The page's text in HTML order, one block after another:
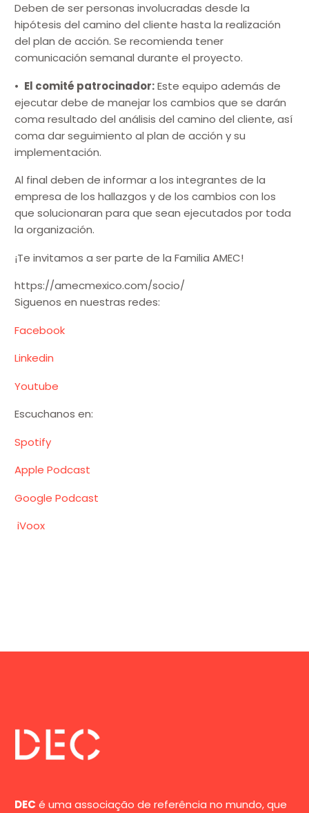
Deben de ser personas involucradas desde la
hipótesis del camino del cliente hasta la realización
del plan de acción. Se recomienda tener
comunicación semanal durante el proyecto.
• El comité patrocinador:Este equipo además de
ejecutar debe de manejar los cambios que se darán
coma resultado del análisis del camino del cliente, así
coma dar seguimiento al plan de acción y su
implementación.
Al final deben de informar a los integrantes de la
empresa de los hallazgos y de los cambios con los
que solucionaran para que sean ejecutados por toda
la organización.
¡Te invitamos a ser parte de la Familia AMEC!
https://amecmexico.com/socio/
Siguenos en nuestras redes:
Facebook
Linkedin
Youtube
Escuchanos en:
Spotify
Apple Podcast
Google Podcast
iVoox
DEC é uma associação de referência no mundo, que